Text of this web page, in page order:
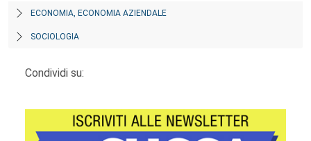
ECONOMIA, ECONOMIA AZIENDALE
SOCIOLOGIA
Condividi su: